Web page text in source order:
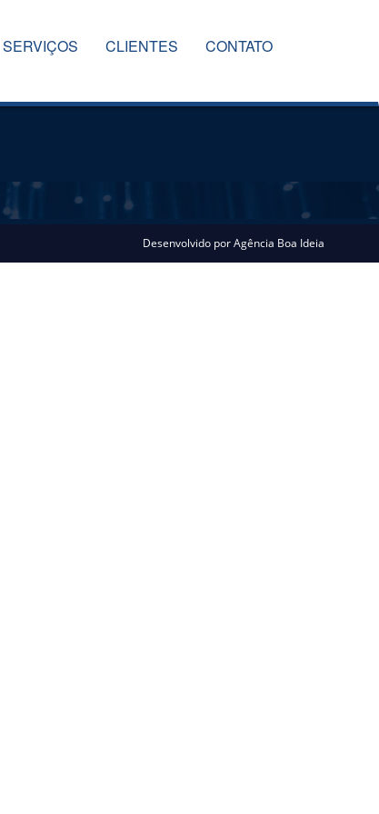
SERVIÇOS CLIENTES CONTATO
Desenvolvido porAgência Boa Ideia